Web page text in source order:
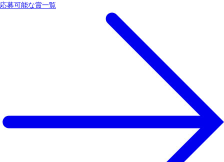
応募可能な賞一覧